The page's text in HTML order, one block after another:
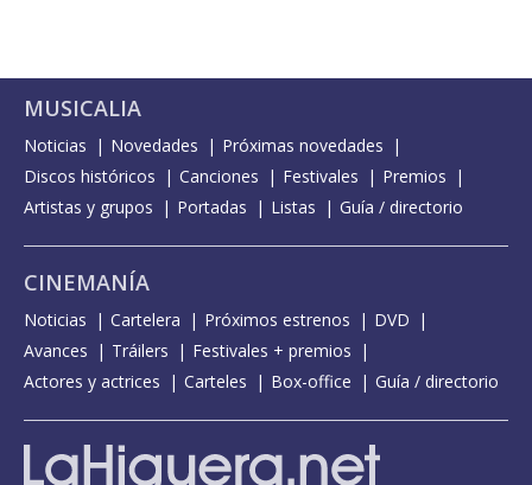
MUSICALIA
Noticias Novedades
Próximas novedades
Discos históricos
Canciones Festivales
Premios
Artistas y grupos
Portadas Listas Guía / directorio
CINEMANÍA
Noticias Cartelera Próximos estrenos
DVD
Avances
Tráilers
Festivales + premios
Actores y actrices
Carteles Box-office Guía / directorio